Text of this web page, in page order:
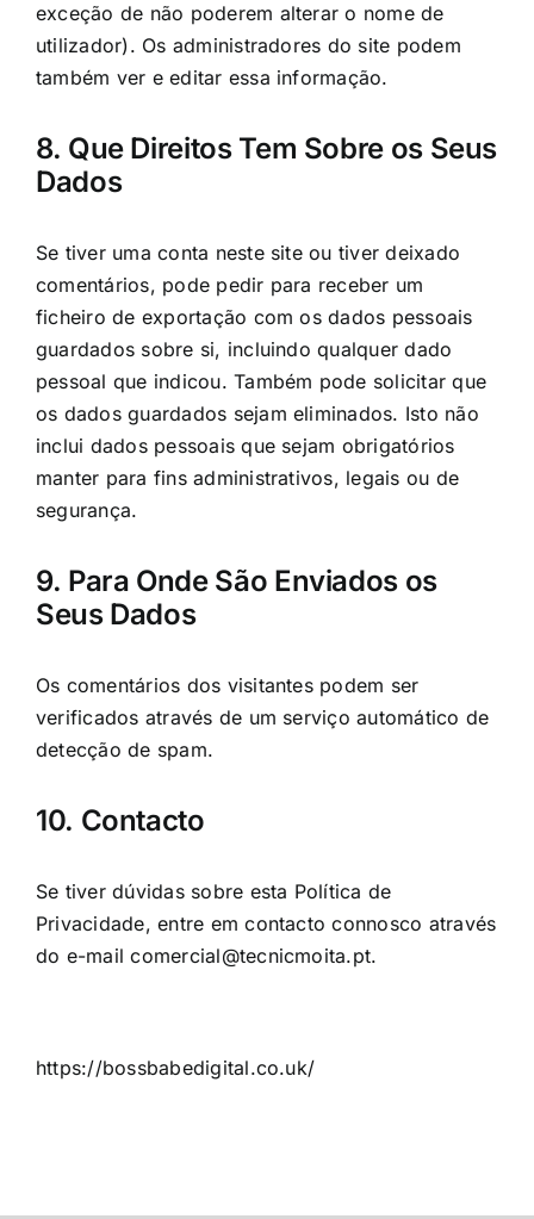
exceção de não poderem alterar o nome de
utilizador). Os administradores do site podem
também ver e editar essa informação.
8. Que Direitos Tem Sobre os Seus
Dados
Se tiver uma conta neste site ou tiver deixado
comentários, pode pedir para receber um
ficheiro de exportação com os dados pessoais
guardados sobre si, incluindo qualquer dado
pessoal que indicou. Também pode solicitar que
os dados guardados sejam eliminados. Isto não
inclui dados pessoais que sejam obrigatórios
manter para fins administrativos, legais ou de
segurança.
9. Para Onde São Enviados os
Seus Dados
Os comentários dos visitantes podem ser
verificados através de um serviço automático de
detecção de spam.
10. Contacto
Se tiver dúvidas sobre esta Política de
Privacidade, entre em contacto connosco através
do e-mail comercial@tecnicmoita.pt.
https://bossbabedigital.co.uk/